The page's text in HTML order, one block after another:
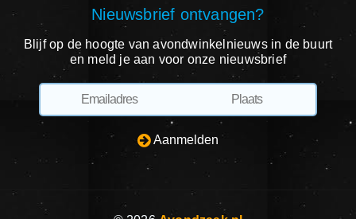
Nieuwsbrief ontvangen?
Blijf op de hoogte van avondwinkelnieuws in de buurt
en meld je aan voor onze nieuwsbrief
Aanmelden